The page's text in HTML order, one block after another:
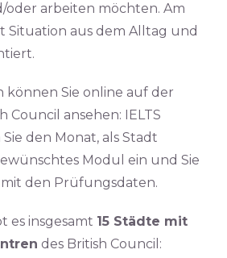
oder arbeiten möchten. Am
Situation aus dem Alltag und
können Sie online auf der
Council ansehen: IELTS
den Monat, als Stadt
Modul ein und Sie
den Prüfungsdaten.
es insgesamt 15 Städte mit
des British Council: